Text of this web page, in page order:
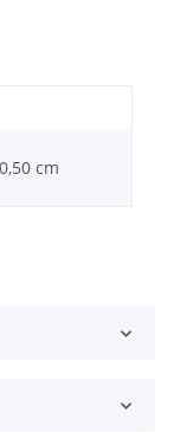
Fahrer
für die
cm